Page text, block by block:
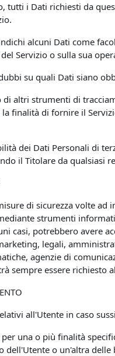
tutti i Dati richiesti da
alcuni Dati come
Servizio o sulla sua
su quali Dati siano
di altri strumenti di
finalità di fornire il
dei Dati Personali di
il Titolare da qualsiasi
di sicurezza volte ad
strumenti
casi, potrebbero avere
legali,
agenzie di
sempre essere richiesto
all'Utente in caso
una o più finalità
dell'Utente o un'altra